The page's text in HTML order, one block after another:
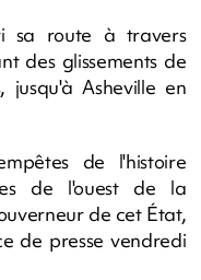
sa route à travers
des glissements de
jusqu'à Asheville en
de l'histoire
de l'ouest de la
de cet État,
de presse vendredi